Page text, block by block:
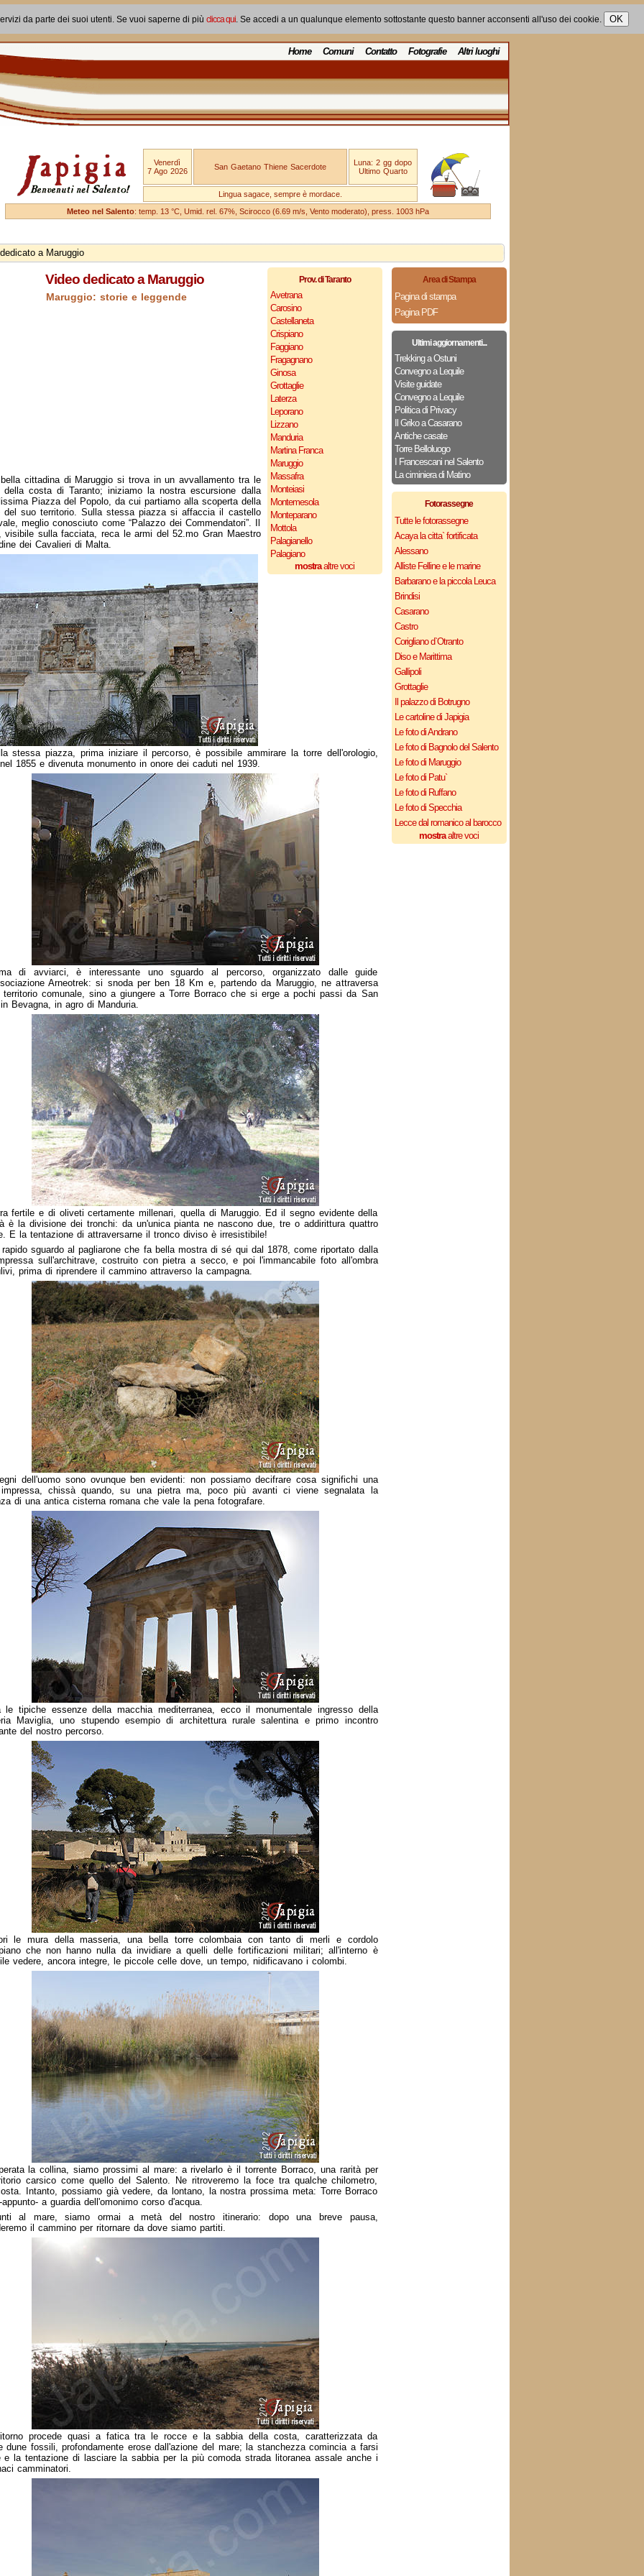
da parte dei suoi utenti. Se vuoi saperne di più clicca qui. Se accedi a un qualunque elemento sottostante questo banner acconsenti all'uso dei cookie.
Home Comuni Contatto Fotografie Altri luoghi
Venerdì
7 Ago 2026
San Gaetano Thiene Sacerdote
Luna: 2 gg dopo
Ultimo Quarto
Lingua sagace, sempre è mordace.
Meteo nel Salento: temp. 13 °C, Umid. rel. 67%, Scirocco (6.69 m/s, Vento moderato), press. 1003 hPa
a Maruggio
Prov. di Taranto
Avetrana
Carosino
Castellaneta
Crispiano
Faggiano
Fragagnano
Ginosa
Grottaglie
Laterza
Leporano
Lizzano
Manduria
Martina Franca
Maruggio
Massafra
Monteiasi
Montemesola
Monteparano
Mottola
Palagianello
Palagiano
mostraaltre voci
Video dedicato a Maruggio
Maruggio: storie e leggende
bella cittadina di Maruggio si trova in un avvallamento tra le
della costa di Taranto; iniziamo la nostra escursione dalla
Piazza del Popolo, da cui partiamo alla scoperta della
del suo territorio. Sulla stessa piazza si affaccia il castello
meglio conosciuto come “Palazzo dei Commendatori”. Il
visibile sulla facciata, reca le armi del 52.mo Gran Maestro
dei Cavalieri di Malta.
stessa piazza, prima iniziare il percorso, è possibile ammirare la torre dell'orologio,
1855 e divenuta monumento in onore dei caduti nel 1939.
di avviarci, è interessante uno sguardo al percorso, organizzato dalle guide
Arneotrek: si snoda per ben 18 Km e, partendo da Maruggio, ne attraversa
territorio comunale, sino a giungere a Torre Borraco che si erge a pochi passi da San
Bevagna, in agro di Manduria.
fertile e di oliveti certamente millenari, quella di Maruggio. Ed il segno evidente della
è la divisione dei tronchi: da un'unica pianta ne nascono due, tre o addirittura quattro
E la tentazione di attraversarne il tronco diviso è irresistibile!
rapido sguardo al pagliarone che fa bella mostra di sé qui dal 1878, come riportato dalla
sull'architrave, costruito con pietra a secco, e poi l'immancabile foto all'ombra
prima di riprendere il cammino attraverso la campagna.
dell'uomo sono ovunque ben evidenti: non possiamo decifrare cosa significhi una
chissà quando, su una pietra ma, poco più avanti ci viene segnalata la
di una antica cisterna romana che vale la pena fotografare.
le tipiche essenze della macchia mediterranea, ecco il monumentale ingresso della
Maviglia, uno stupendo esempio di architettura rurale salentina e primo incontro
del nostro percorso.
le mura della masseria, una bella torre colombaia con tanto di merli e cordolo
che non hanno nulla da invidiare a quelli delle fortificazioni militari; all'interno è
vedere, ancora integre, le piccole celle dove, un tempo, nidificavano i colombi.
la collina, siamo prossimi al mare: a rivelarlo è il torrente Borraco, una rarità per
carsico come quello del Salento. Ne ritroveremo la foce tra qualche chilometro,
Intanto, possiamo già vedere, da lontano, la nostra prossima meta: Torre Borraco
a guardia dell'omonimo corso d'acqua.
al mare, siamo ormai a metà del nostro itinerario: dopo una breve pausa,
il cammino per ritornare da dove siamo partiti.
procede quasi a fatica tra le rocce e la sabbia della costa, caratterizzata da
dune fossili, profondamente erose dall'azione del mare; la stanchezza comincia a farsi
e la tentazione di lasciare la sabbia per la più comoda strada litoranea assale anche i
camminatori.
Area di Stampa
Pagina di stampa
Pagina PDF
Ultimi aggiornamenti...
Trekking a Ostuni
Convegno a Lequile
Visite guidate
Convegno a Lequile
Politica di Privacy
Il Griko a Casarano
Antiche casate
Torre Belloluogo
I Francescani nel Salento
La ciminiera di Matino
Fotorassegne
Tutte le fotorassegne
Acaya la citta` fortificata
Alessano
Alliste Felline e le marine
Barbarano e la piccola Leuca
Brindisi
Casarano
Castro
Corigliano d`Otranto
Diso e Marittima
Gallipoli
Grottaglie
Il palazzo di Botrugno
Le cartoline di Japigia
Le foto di Andrano
Le foto di Bagnolo del Salento
Le foto di Maruggio
Le foto di Patu`
Le foto di Ruffano
Le foto di Specchia
Lecce dal romanico al barocco
mostraaltre voci